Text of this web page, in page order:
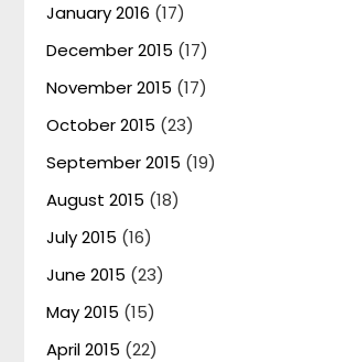
January 2016 (17)
December 2015 (17)
November 2015 (17)
October 2015 (23)
September 2015 (19)
August 2015 (18)
July 2015 (16)
June 2015 (23)
May 2015 (15)
April 2015 (22)